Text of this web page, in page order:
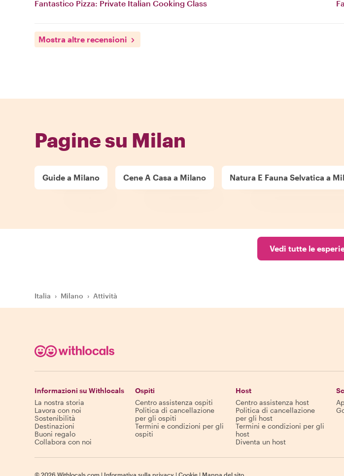
Fantastico Pizza: Private Italian Cooking Class
Mostra altre recensioni
Pagine su Milan
Guide a Milano Cene A Casa a Milano Natura E Fauna Selvatica a
Vedi tutte le
Italia › Milano › Attività
Informazioni su Withlocals
La nostra storia
Lavora con noi
Sostenibilità
Destinazioni
Buoni regalo
Collabora con noi
Ospiti
Centro assistenza ospiti
Politica di cancellazione
per gli ospiti
Termini e condizioni per gli
ospiti
Host
Centro assistenza host
Politica di cancellazione
per gli host
Termini e condizioni per gli
host
Diventa un host
© 2026 Withlocals.com | Informativa sulla privacy | Cookie | Mappa del sito